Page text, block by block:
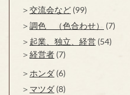
交流会など (99)
調色 （色合わせ）
(7)
起業、独立、経営 (54)
経営者 (7)
ホンダ (6)
マツダ (8)